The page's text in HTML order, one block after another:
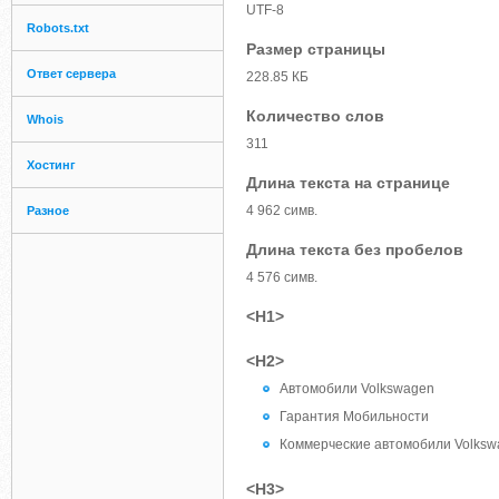
Robots.txt
Ответ сервера
Whois
Хостинг
Разное
UTF-8
Размер страницы
228.85 КБ
Количество слов
311
Длина текста на странице
4 962 симв.
Длина текста без пробелов
4 576 симв.
<H1>
<H2>
Автомобили Volkswagen
Гарантия Мобильности
Коммерческие автомобили
<H3>